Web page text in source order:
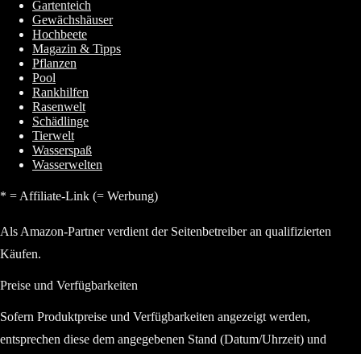
Gartenteich
Gewächshäuser
Hochbeete
Magazin & Tipps
Pflanzen
Pool
Rankhilfen
Rasenwelt
Schädlinge
Tierwelt
Wasserspaß
Wasserwelten
* = Affiliate-Link (= Werbung)
Als Amazon-Partner verdient der Seitenbetreiber an qualifizierten
Käufen.
Preise und Verfügbarkeiten
Sofern Produktpreise und Verfügbarkeiten angezeigt werden,
entsprechen diese dem angegebenen Stand (Datum/Uhrzeit) und